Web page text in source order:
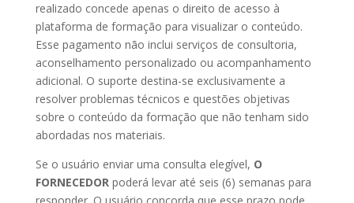
realizado concede apenas o direito de acesso à
plataforma de formação para visualizar o conteúdo.
Esse pagamento não inclui serviços de consultoria,
aconselhamento personalizado ou acompanhamento
adicional. O suporte destina-se exclusivamente a
resolver problemas técnicos e questões objetivas
sobre o conteúdo da formação que não tenham sido
abordadas nos materiais.
Se o usuário enviar uma consulta elegível, O
FORNECEDOR poderá levar até seis (6) semanas para